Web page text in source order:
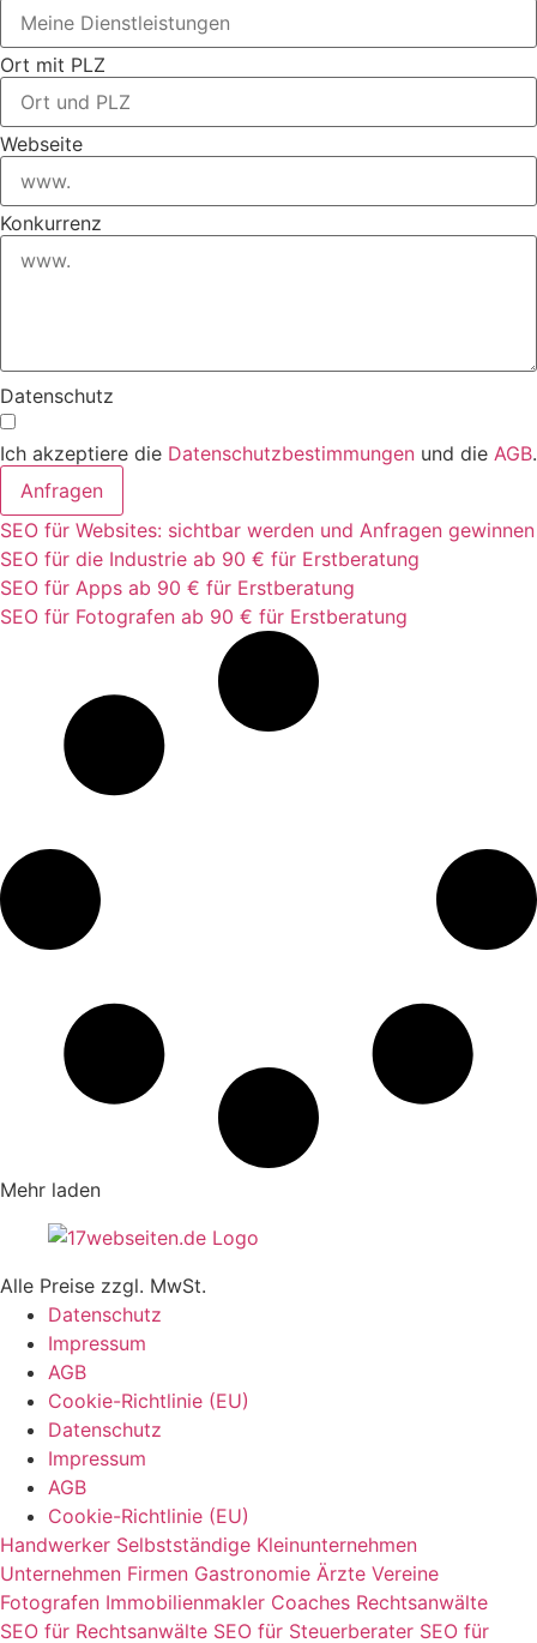
Ort mit PLZ
Webseite
Konkurrenz
Datenschutz
Ich akzeptiere die Datenschutzbestimmungen und die AGB.
Anfragen
SEO für Websites: sichtbar werden und Anfragen gewinnen
SEO für die Industrie ab 90 € für Erstberatung
SEO für Apps ab 90 € für Erstberatung
SEO für Fotografen ab 90 € für Erstberatung
Mehr laden
Alle Preise zzgl. MwSt.
Datenschutz
Impressum
AGB
Cookie-Richtlinie (EU)
Datenschutz
Impressum
AGB
Cookie-Richtlinie (EU)
Handwerker Selbstständige Kleinunternehmen
Unternehmen Firmen Gastronomie Ärzte Vereine
Fotografen Immobilienmakler Coaches Rechtsanwälte
SEO für Rechtsanwälte SEO für Steuerberater SEO für